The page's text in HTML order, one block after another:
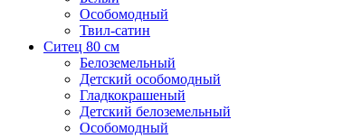
Особомодный
Твил-сатин
Ситец 80 см
Белоземельный
Детский особомодный
Гладкокрашеный
Детский белоземельный
Особомодный